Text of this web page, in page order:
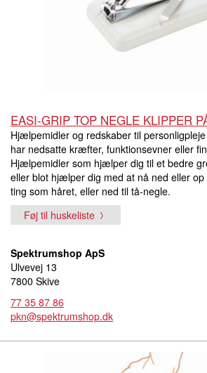
EASI-GRIP TOP NEGLE KLIPPER
Hjælpemidler og redskaber til
har nedsatte kræfter, funktionsevner eller
Hjælpemidler som hjælper dig til et bedre
eller blot hjælper dig med at nå ned eller op
ting som håret, eller ned til tå-negle.
Føj til huskeliste
Spektrumshop ApS
Ulvevej 13
7800 Skive
77 35 87 86
pkn@spektrumshop.dk